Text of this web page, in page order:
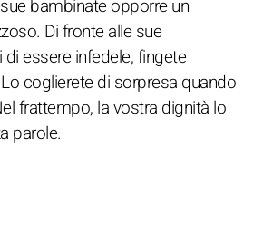
bambinate opporre un
Di fronte alle sue
essere infedele, fingete
coglierete di sorpresa quando
frattempo, la vostra dignità lo
parole.